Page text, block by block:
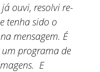
ouvi, resolvi re-
tenha sido o
mensagem. É
programa de
E